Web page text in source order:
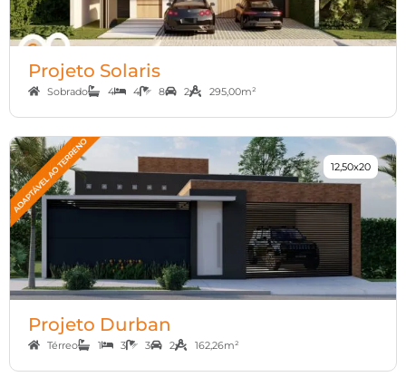
Projeto Solaris
Sobrado 4 4 8 2 295,00m²
12,50x20
Projeto Durban
Térreo 1 3 3 2 162,26m²